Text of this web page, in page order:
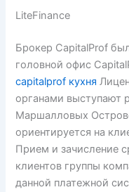
LiteFinance
Брокер CapitalProf
головной офис
capitalprof кухня
органами выступают
Маршалловых
ориентируется на
Прием и зачисление
клиентов группы
данной платежной